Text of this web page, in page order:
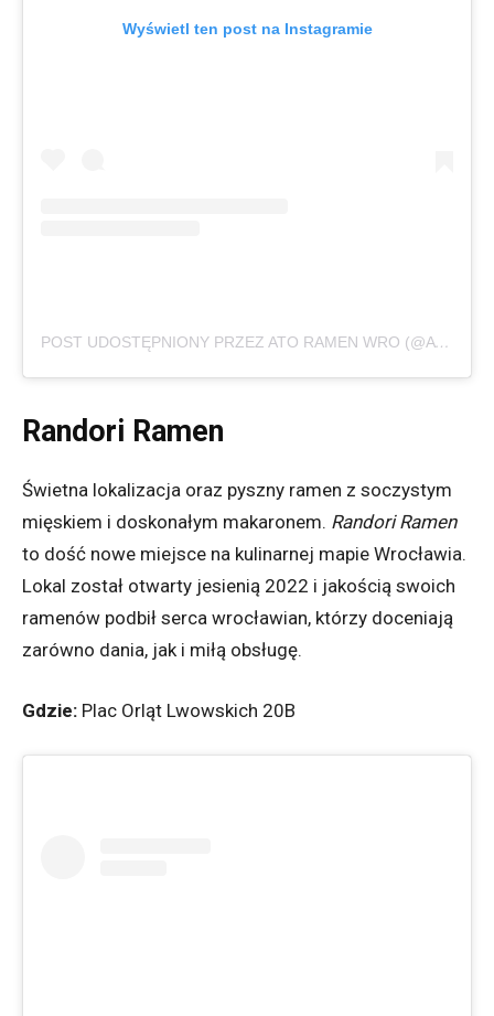
Wyświetl ten post na Instagramie
POST UDOSTĘPNIONY PRZEZ ATO RAMEN WRO (@ATO_RAMEN_WRO)
Randori Ramen
Świetna lokalizacja oraz pyszny ramen z soczystym
mięskiem i doskonałym makaronem. Randori Ramen
to dość nowe miejsce na kulinarnej mapie Wrocławia.
Lokal został otwarty jesienią 2022 i jakością swoich
ramenów podbił serca wrocławian, którzy doceniają
zarówno dania, jak i miłą obsługę.
Gdzie: Plac Orląt Lwowskich 20B